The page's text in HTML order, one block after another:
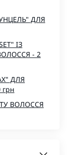
ДЛЯ
ІЗ
- 2
ДЛЯ
ВОЛОССЯ